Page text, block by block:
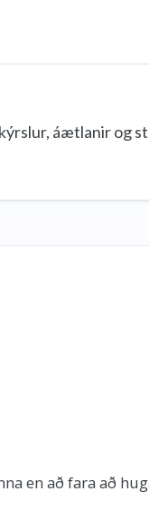
áætlanir og
en að fara að